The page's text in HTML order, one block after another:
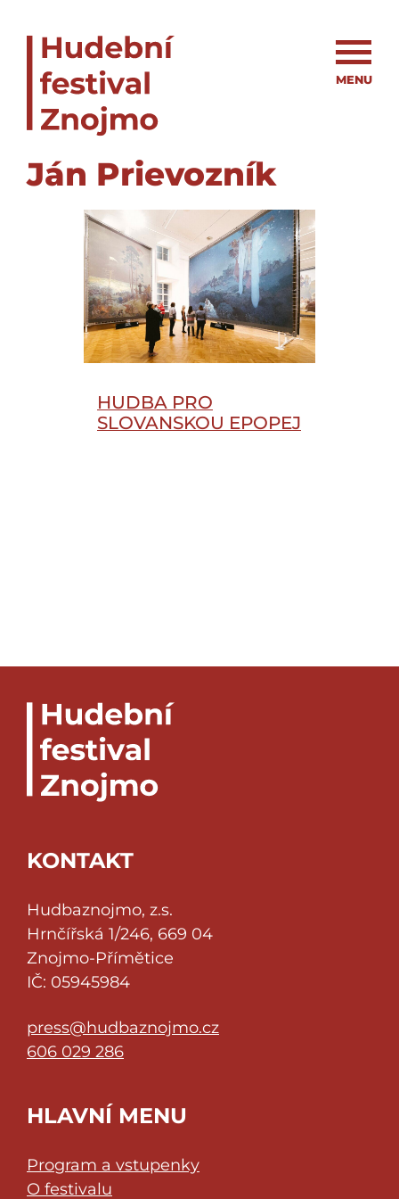
MENU
Ján Prievozník
HUDBA PRO
SLOVANSKOU EPOPEJ
KONTAKT
Hudbaznojmo, z.s.
Hrnčířská 1/246, 669 04
Znojmo-Přímětice
IČ: 05945984
press@hudbaznojmo.cz
606 029 286
HLAVNÍ MENU
Program a vstupenky
O festivalu